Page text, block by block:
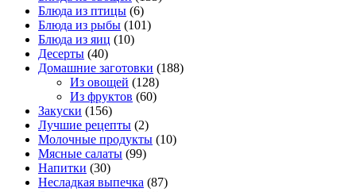
Блюда из птицы (6)
Блюда из рыбы (101)
Блюда из яиц (10)
Десерты (40)
Домашние заготовки (188)
Из овощей (128)
Из фруктов (60)
Закуски (156)
Лучшие рецепты (2)
Молочные продукты (10)
Мясные салаты (99)
Напитки (30)
Несладкая выпечка (87)